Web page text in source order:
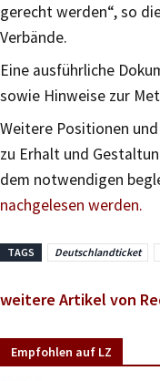
gerecht werden“, so
Verbände.
Eine ausführliche
sowie Hinweise zur
Weitere Positionen
zu Erhalt und
dem notwendigen
nachgelesen werden.
TAGS Deutschlandticket
weitere Artikel von
Empfohlen auf LZ